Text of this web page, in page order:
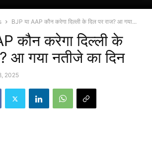
BJP या AAP कौन करेगा दिल्ली के दिल पर राज? आ गया...
कौन करेगा दिल्ली के
आ गया नतीजे का दिन
2025